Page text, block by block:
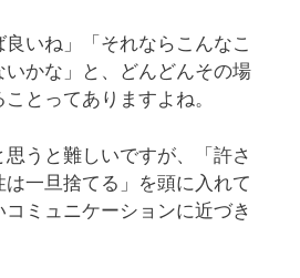
良いね」「それならこんなこ
いかな」と、どんどんその場
とってありますよね。
うと難しいですが、「許さ
一旦捨てる」を頭に入れて
ミュニケーションに近づき